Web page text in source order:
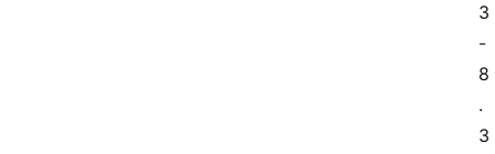
3
-
8
.
3